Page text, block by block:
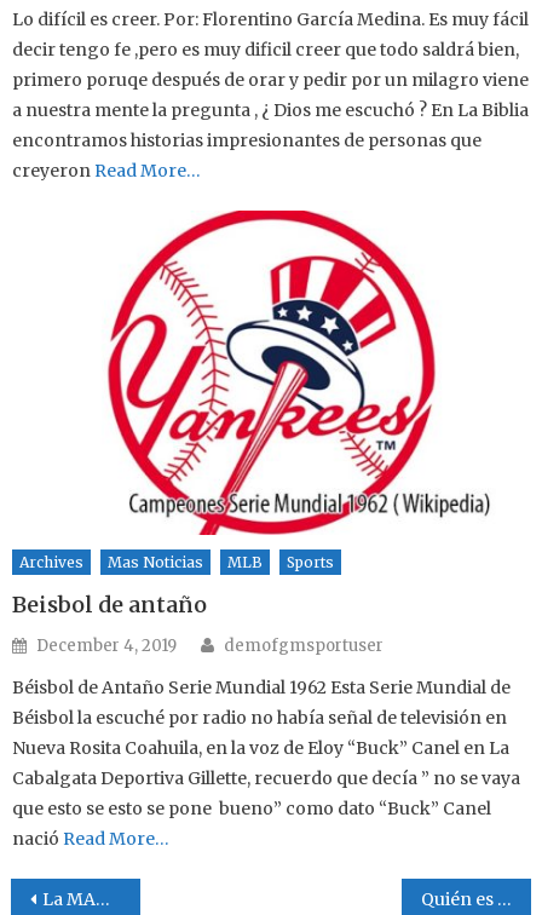
Lo difícil es creer. Por: Florentino García Medina. Es muy fácil
decir tengo fe ,pero es muy dificil creer que todo saldrá bien,
primero poruqe después de orar y pedir por un milagro viene
a nuestra mente la pregunta , ¿ Dios me escuchó ? En La Biblia
encontramos historias impresionantes de personas que
creyeron Read More…
Archives Mas Noticias MLB Sports
Beisbol de antaño
Posted on
December 4, 2019 Author
demofgmsportuser
Béisbol de Antaño Serie Mundial 1962 Esta Serie Mundial de
Béisbol la escuché por radio no había señal de televisión en
Nueva Rosita Coahuila, en la voz de Eloy “Buck” Canel en La
Cabalgata Deportiva Gillette, recuerdo que decía ” no se vaya
que esto se esto se pone bueno” como dato “Buck” Canel
nació Read More…
Post navigation
La MABL jugó su final, al fin Quién es quién